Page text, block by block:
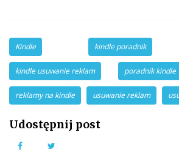
Kindle kindle poradnik
kindle usuwanie reklam poradnik kindle
reklamy na kindle usuwanie reklam
Udostępnij post
Facebook